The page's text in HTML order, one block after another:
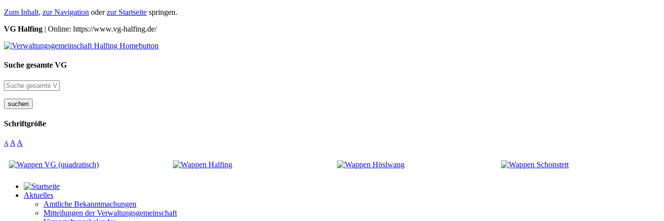
Zum Inhalt, zur Navigation oderzur Startseite springen.
VG Halfing | Online: https://www.vg-halfing.de/
Suche gesamte VG
suchen
Schriftgröße
A A A
Aktuelles
Amtliche Bekanntmachungen
Mitteilungen der Verwaltungsgemeinschaft